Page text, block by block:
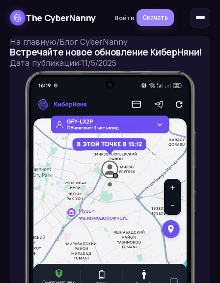
The CyberNanny Войти Скачать
На главную/Блог CyberNanny
Встречайте новое обновление КиберНяни!
Дата публикации:11/5/2025